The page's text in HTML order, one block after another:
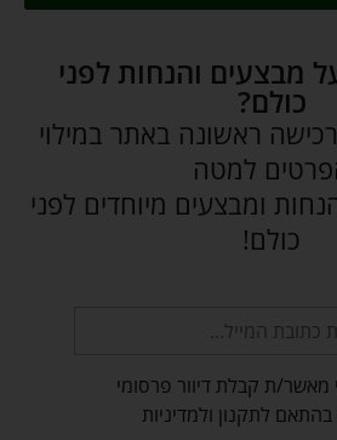
מבצעים והנחות לפני
כולם?
רכישה ראשונה באתר במילוי
למטה
ומבצעים מיוחדים לפני
כולם!
מאשר/ת קבלת דיוור פרסומי
לתקנון ולמדיניות